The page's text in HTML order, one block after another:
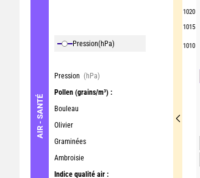
AIR - SANTÉ
Pression(hPa)
Pression (hPa)
Pollen (grains/m³) :
Bouleau
Olivier
Graminées
Ambroisie
Indice qualité air :
1020
1015
1010